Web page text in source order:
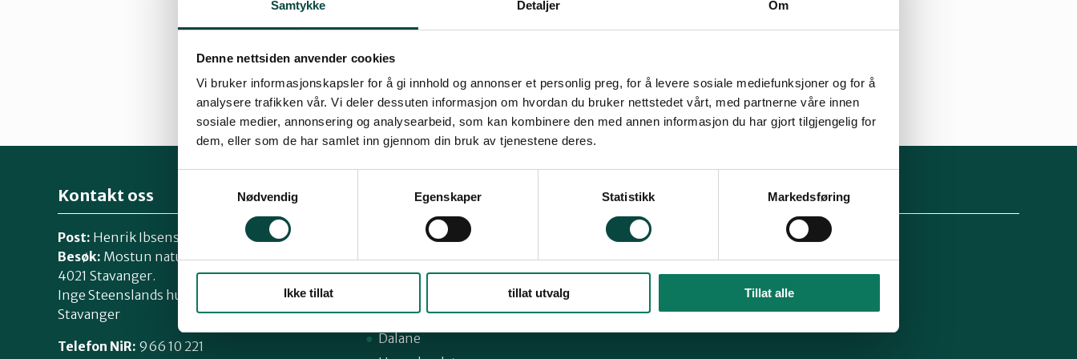
Samtykke Detaljer Om
Denne nettsiden anvender cookies
Vi bruker informasjonskapsler for å gi innhold og annonser et personlig preg, for å levere sosiale mediefunksjoner og for å
analysere trafikken vår. Vi deler dessuten informasjon om hvordan du bruker nettstedet vårt, med partnerne våre innen
sosiale medier, annonsering og analysearbeid, som kan kombinere den med annen informasjon du har gjort tilgjengelig for
dem, eller som de har samlet inn gjennom din bruk av tjenestene deres.
Nødvendig
Egenskaper Statistikk Markedsføring
Ikke tillat tillat utvalg Tillat alle
på Jæren. Kom, se og lær!
ByErik Thoring
06.01.2014 15:13
Kontakt oss
Post: Henrik Ibsensgate 59, 4021 Stavanger
Besøk: Mostun natursenter, Henrik Ibsensgate 59,
4021 Stavanger.
Inge Steenslands hus, Henrik Ibsensgate 61, 4021
Stavanger
Telefon NiR: 966 10 221
Snarveier
Sandnes
Nord-Jæren
Dalane
Engasjer deg!